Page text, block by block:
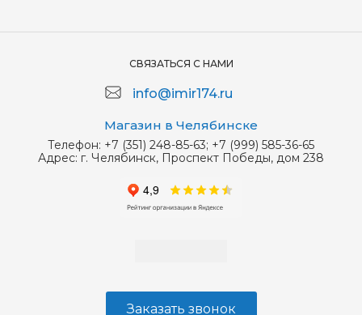
СВЯЗАТЬСЯ С НАМИ
info@imir174.ru
Магазин в Челябинске
Телефон: +7 (351) 248-85-63; +7 (999) 585-36-65
Адрес: г. Челябинск, Проспект Победы, дом 238
Заказать звонок